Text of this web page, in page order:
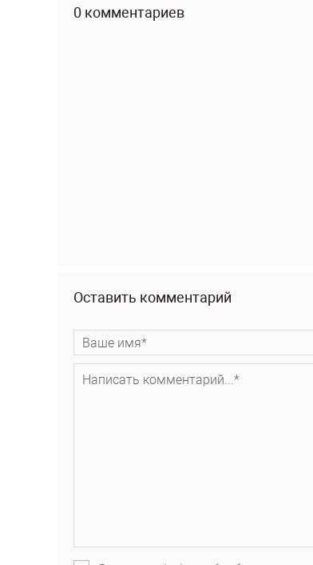
0 комментариев
Оставить комментарий